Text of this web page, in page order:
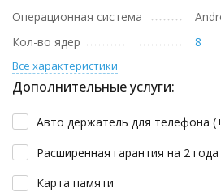
Операционная система
Кол-во ядер
8
Все характеристики
Дополнительные услуги:
Авто держатель для телефона
Расширенная гарантия на 2 года
Карта памяти